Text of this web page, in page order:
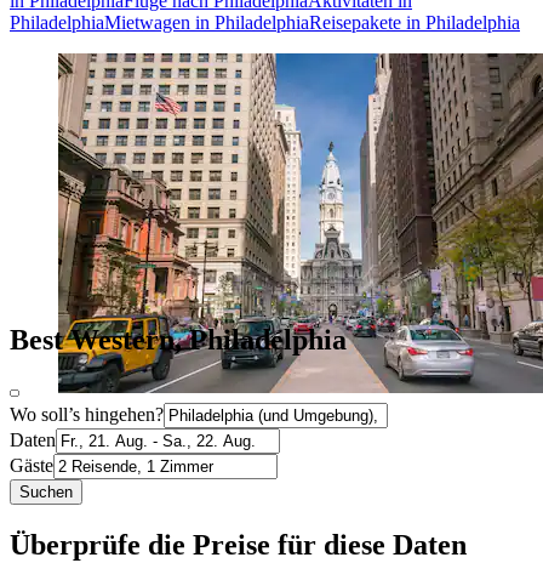
PhiladelphiaMietwagen in PhiladelphiaReisepakete in Philadelphia
Best Western, Philadelphia
Wo soll’s hingehen?
Daten
Gäste
Suchen
Überprüfe die Preise für diese Daten